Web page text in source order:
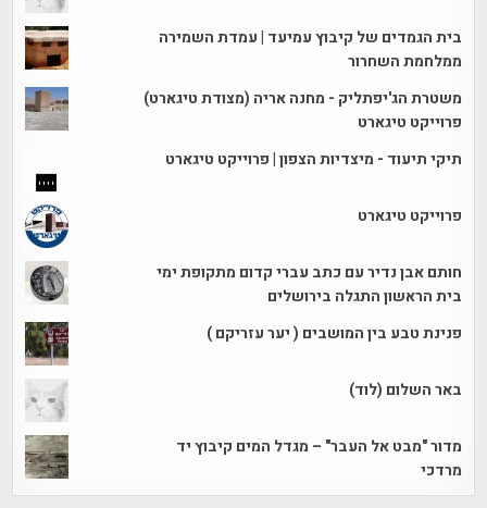
בית הגמדים של קיבוץ עמיעד | עמדת השמירה
ממלחמת השחרור
משטרת הג'יפתליק - מחנה אריה (מצודת טיגארט)
פרוייקט טיגארט
תיקי תיעוד - מיצדיות הצפון | פרוייקט טיגארט
פרוייקט טיגארט
חותם אבן נדיר עם כתב עברי קדום מתקופת ימי
בית הראשון התגלה בירושלים
פנינת טבע בין המושבים ( יער עזריקם )
באר השלום (לוד)
מדור "מבט אל העבר" – מגדל המים קיבוץ יד
מרדכי